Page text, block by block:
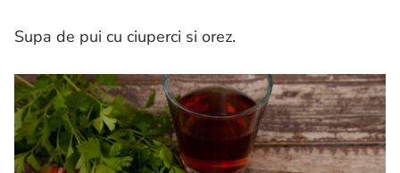
Supa de pui cu ciuperci si orez.